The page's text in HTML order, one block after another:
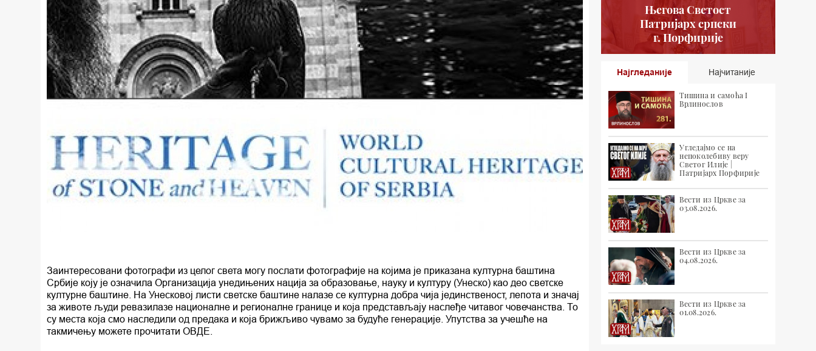
Заинтересовани фотографи из целог света могу послати фотографије на којима је приказана културна баштина
Србије коју је означила Организација унедињених нација за образовање, науку и културу (Унеско) као део светске
културне баштине. На Унесковој листи светске баштине налазе се културна добра чија јединственост, лепота и значај
за животе људи ревазилазе националне и регионалне границе и која представљају наслеђе читавог човечанства. То
су места која смо наследили од предака и која брижљиво чувамо за будуће генерације. Упутства за учешће на
такмичењу можете прочитати ОВДЕ.
Његова Светост
Патријарх српски
г. Порфирије
Најгледаније Најчитаније
Тишина и самоћа I
Врлинослов
Угледајмо се на
непоколебиву веру
Светог Илије |
Патријарх Порфирије
Вести из Цркве за
03.08.2026.
Вести из Цркве за
04.08.2026.
Вести из Цркве за
01.08.2026.